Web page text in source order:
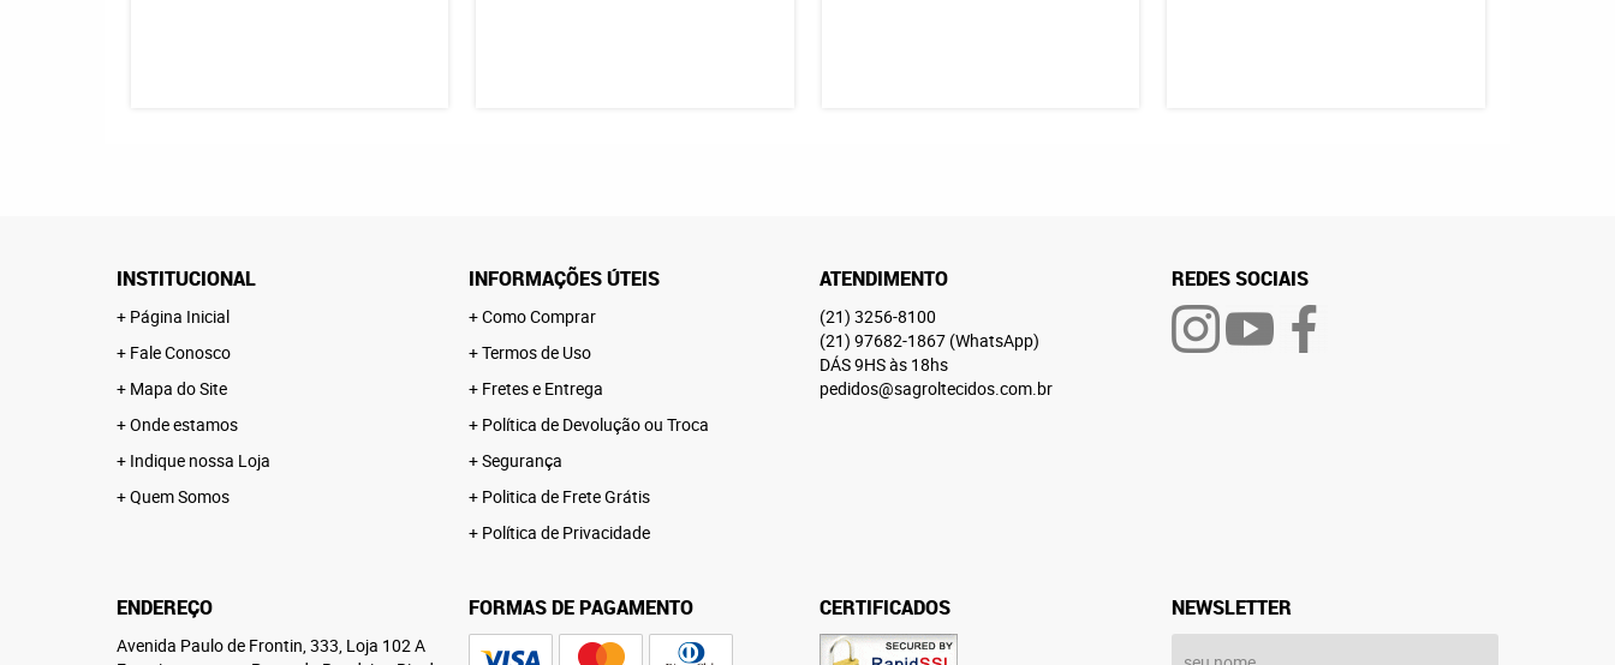
INSTITUCIONAL
Página Inicial
Fale Conosco
Mapa do Site
Onde estamos
Indique nossa Loja
Quem Somos
INFORMAÇÕES ÚTEIS
Como Comprar
Termos de Uso
Fretes e Entrega
Política de Devolução ou Troca
Segurança
Politica de Frete Grátis
Política de Privacidade
ATENDIMENTO
(21) 3256-8100
(21) 97682-1867 (WhatsApp)
DÁS 9HS às 18hs
pedidos@sagroltecidos.com.br
REDES SOCIAIS
ENDEREÇO
Avenida Paulo de Frontin, 333, Loja 102 A
FORMAS DE PAGAMENTO CERTIFICADOS NEWSLETTER